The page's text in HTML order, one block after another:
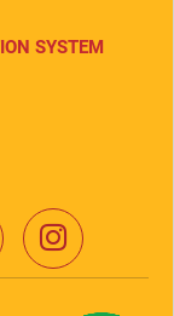
SYSTEM